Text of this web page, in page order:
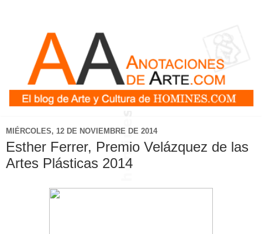
MIÉRCOLES, 12 DE NOVIEMBRE DE 2014
Esther Ferrer, Premio Velázquez de las
Artes Plásticas 2014